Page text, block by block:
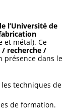
l’Université de
et métal). Ce
recherche /
présence dans le
techniques de
de formation.